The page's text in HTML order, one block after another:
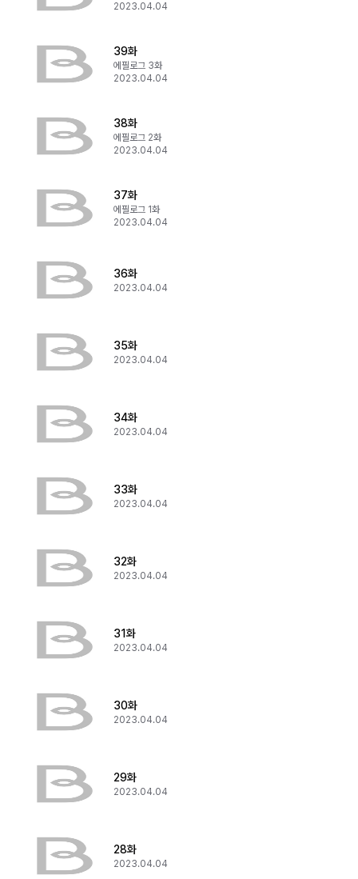
2023.04.04
39화
에필로그 3화
2023.04.04
38화
에필로그 2화
2023.04.04
37화
에필로그 1화
2023.04.04
36화
2023.04.04
35화
2023.04.04
34화
2023.04.04
33화
2023.04.04
32화
2023.04.04
31화
2023.04.04
30화
2023.04.04
29화
2023.04.04
28화
2023.04.04